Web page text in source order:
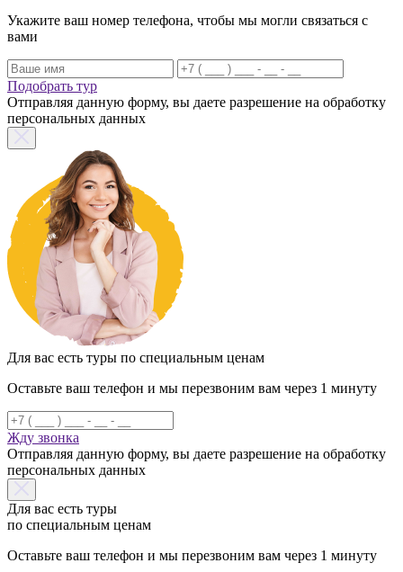
Укажите ваш номер телефона, чтобы мы могли связаться с
вами
Подобрать тур
Отправляя данную форму, вы даете разрешение на обработку
персональных данных
Для вас есть туры по специальным ценам
Оставьте ваш телефон и мы перезвоним вам через 1 минуту
Жду звонка
Отправляя данную форму, вы даете разрешение на обработку
персональных данных
Для вас есть туры
по специальным ценам
Оставьте ваш телефон и мы перезвоним вам через 1 минуту